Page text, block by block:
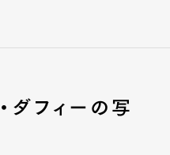
ダフィーの写